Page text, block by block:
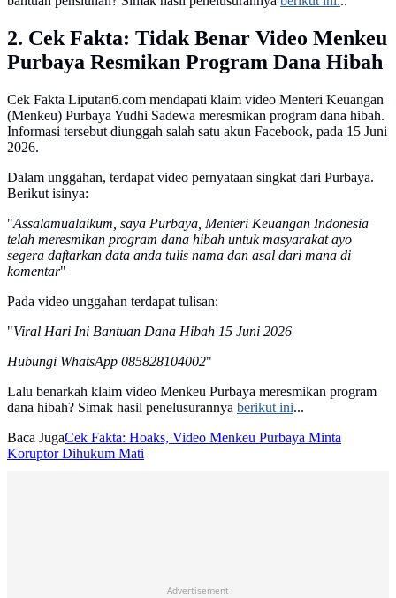
2. Cek Fakta: Tidak Benar Video Menkeu
Purbaya Resmikan Program Dana Hibah
Cek Fakta Liputan6.com mendapati klaim video Menteri Keuangan
(Menkeu) Purbaya Yudhi Sadewa meresmikan program dana hibah.
Informasi tersebut diunggah salah satu akun Facebook, pada 15 Juni
2026.
Dalam unggahan, terdapat video pernyataan singkat dari Purbaya.
Berikut isinya:
"Assalamualaikum, saya Purbaya, Menteri Keuangan Indonesia
telah meresmikan program dana hibah untuk masyarakat ayo
segera daftarkan data anda tulis nama dan asal dari mana di
komentar"
Pada video unggahan terdapat tulisan:
"Viral Hari Ini Bantuan Dana Hibah 15 Juni 2026
Hubungi WhatsApp 085828104002"
Lalu benarkah klaim video Menkeu Purbaya meresmikan program
dana hibah? Simak hasil penelusurannya berikut ini...
Baca JugaCek Fakta: Hoaks, Video Menkeu Purbaya Minta
Koruptor Dihukum Mati
Advertisement